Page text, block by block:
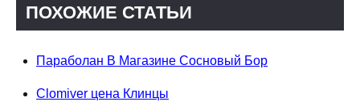
ПОХОЖИЕ СТАТЬИ
Параболан В Магазине Сосновый Бор
Clomiver цена Клинцы